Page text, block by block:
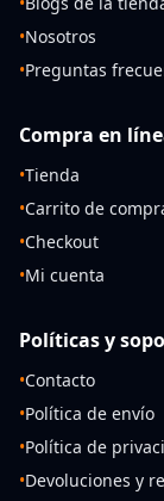
•Nosotros
•Preguntas
Compra en
•Tienda
•Carrito de
•Checkout
•Mi cuenta
Políticas y
•Contacto
•Política de envío
•Política de
•Devoluciones y